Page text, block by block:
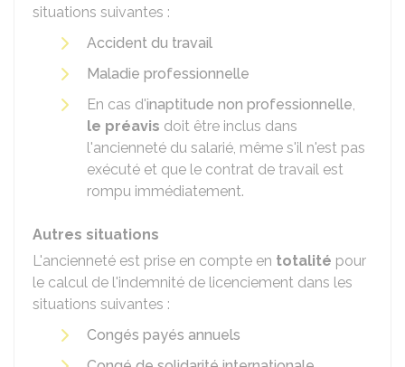
situations suivantes :
Accident du travail
Maladie professionnelle
En cas d'inaptitude non professionnelle,
le préavis doit être inclus dans
l'ancienneté du salarié, même s'il n'est pas
exécuté et que le contrat de travail est
rompu immédiatement.
Autres situations
L'ancienneté est prise en compte en totalité pour
le calcul de l'indemnité de licenciement dans les
situations suivantes :
Congés payés annuels